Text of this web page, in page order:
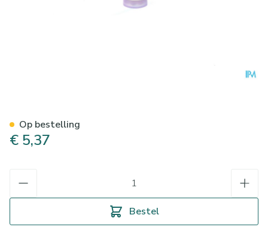
€ 5,37
Bestel
Op bestelling